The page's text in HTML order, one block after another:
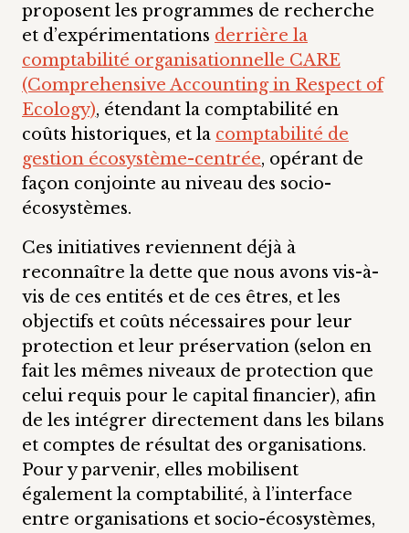
proposent les programmes de recherche
et d’expérimentations derrière la
comptabilité organisationnelle CARE
(Comprehensive Accounting in Respect of
Ecology), étendant la comptabilité en
coûts historiques, et la comptabilité de
gestion écosystème-centrée, opérant de
façon conjointe au niveau des socio-
écosystèmes.
Ces initiatives reviennent déjà à
reconnaître la dette que nous avons vis-à-
vis de ces entités et de ces êtres, et les
objectifs et coûts nécessaires pour leur
protection et leur préservation (selon en
fait les mêmes niveaux de protection que
celui requis pour le capital financier), afin
de les intégrer directement dans les bilans
et comptes de résultat des organisations.
Pour y parvenir, elles mobilisent
également la comptabilité, à l’interface
entre organisations et socio-écosystèmes,